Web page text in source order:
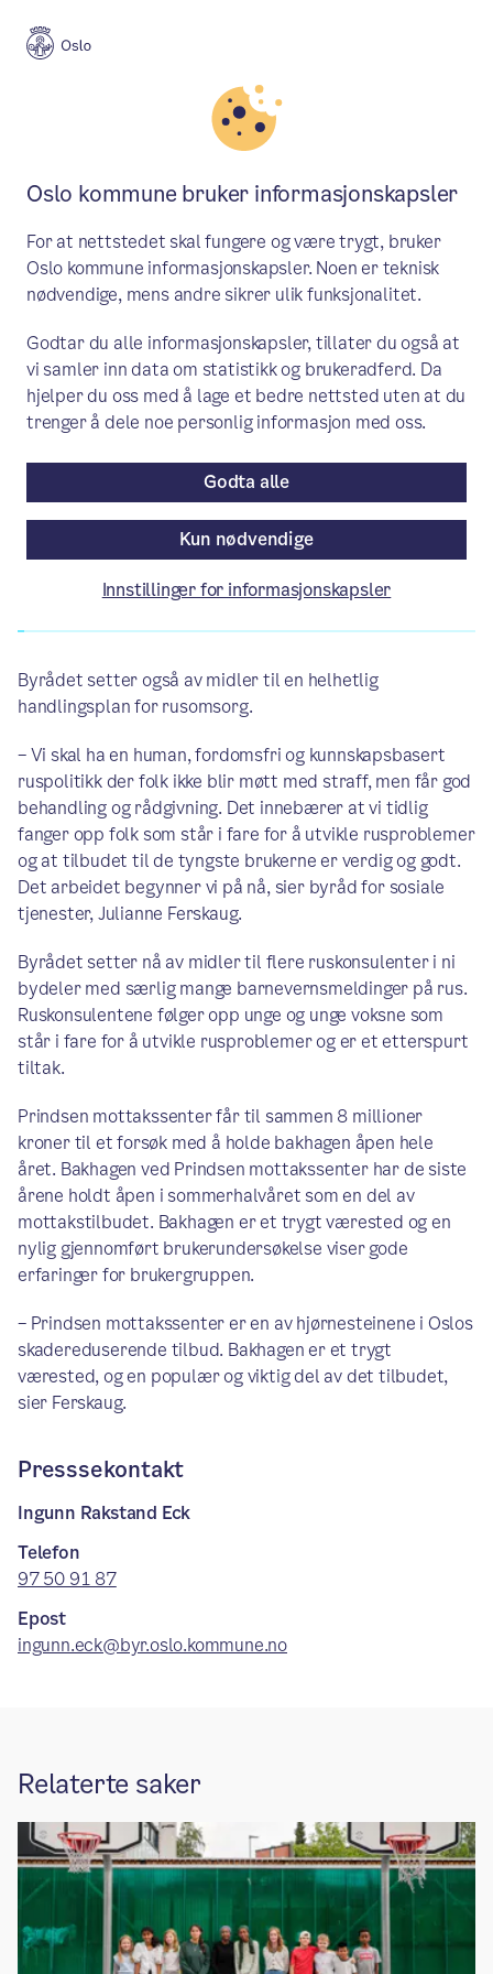
Oslo-budsjettet 2024: Økt
satsning på rusomsorg i Oslo
BYRÅD EIRIK LAE SOLBERG: Byrådet
oppretter flere ruskonsulentstillinger i
bydelene og utvider tilbudet ved
Prindsens mottakssenter.
/ Publisert: 16.11.2023
Av Byrådslederens kontor
Artikkelen er mer enn ett år gammel.
Byrådet setter også av midler til en helhetlig
handlingsplan for rusomsorg.
– Vi skal ha en human, fordomsfri og kunnskapsbasert
ruspolitikk der folk ikke blir møtt med straff, men får god
behandling og rådgivning. Det innebærer at vi tidlig
fanger opp folk som står i fare for å utvikle rusproblemer
og at tilbudet til de tyngste brukerne er verdig og godt.
Det arbeidet begynner vi på nå, sier byråd for sosiale
tjenester, Julianne Ferskaug.
Byrådet setter nå av midler til flere ruskonsulenter i ni
bydeler med særlig mange barnevernsmeldinger på rus.
Ruskonsulentene følger opp unge og unge voksne som
står i fare for å utvikle rusproblemer og er et etterspurt
tiltak.
Prindsen mottakssenter får til sammen 8 millioner
kroner til et forsøk med å holde bakhagen åpen hele
året. Bakhagen ved Prindsen mottakssenter har de siste
årene holdt åpen i sommerhalvåret som en del av
mottakstilbudet. Bakhagen er et trygt værested og en
nylig gjennomført brukerundersøkelse viser gode
erfaringer for brukergruppen.
– Prindsen mottakssenter er en av hjørnesteinene i Oslos
skadereduserende tilbud. Bakhagen er et trygt
værested, og en populær og viktig del av det tilbudet,
sier Ferskaug.
Presssekontakt
Ingunn Rakstand Eck
Telefon
97 50 91 87
Epost
ingunn.eck@byr.oslo.kommune.no
Relaterte saker
Oslo kommune bruker informasjonskapsler
For at nettstedet skal fungere og være trygt, bruker
Oslo kommune informasjonskapsler. Noen er teknisk
nødvendige, mens andre sikrer ulik funksjonalitet.
Godtar du alle informasjonskapsler, tillater du også at
vi samler inn data om statistikk og brukeradferd. Da
hjelper du oss med å lage et bedre nettsted uten at du
trenger å dele noe personlig informasjon med oss.
Kun nødvendige
Godta alle
Innstillinger for informasjonskapsler